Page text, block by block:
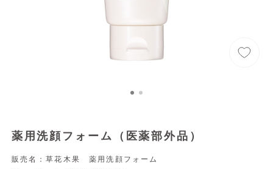
薬用洗顔フォーム（医薬部外品）
販売名：草花木果 薬用洗顔フォーム